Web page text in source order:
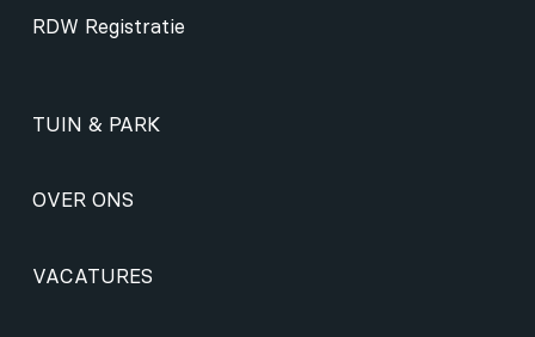
RDW Registratie
TUIN & PARK
OVER ONS
VACATURES